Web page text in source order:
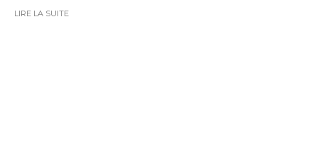
LIRE LA SUITE